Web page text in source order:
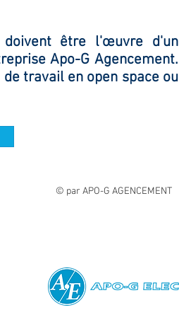
être l'œuvre d'un
Apo-G Agencement.
travail en open space ou
© par APO-G AGENCEMENT